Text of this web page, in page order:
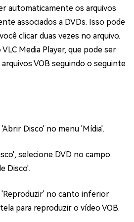
automaticamente os arquivos
associados a DVDs. Isso pode
clicar duas vezes no arquivo.
Media Player, que pode ser
VOB seguindo o seguinte
Disco' no menu 'Mídia'.
selecione DVD no campo
Disco'.
'Reproduzir' no canto inferior
para reproduzir o vídeo VOB.